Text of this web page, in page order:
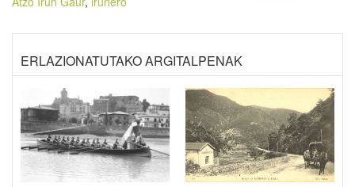
ERLAZIONATUTAKO ARGITALPENAK